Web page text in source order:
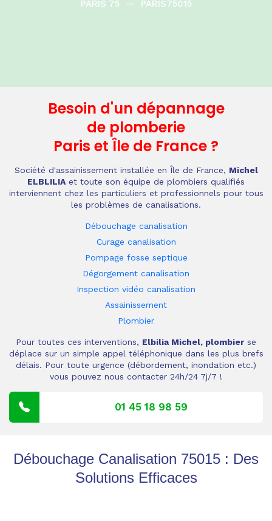
PARIS 75
— PARIS75015
Besoin d'un dépannage
de plomberie
Paris et Île de France ?
Société d'assainissement installée en Île de France, Michel
ELBLILIA et toute son équipe de plombiers qualifiés
interviennent chez les particuliers et professionnels pour tous
les problèmes de canalisations.
Débouchage canalisation
Curage canalisation
Pompage fosse septique
Dégorgement canalisation
Inspection vidéo canalisation
Assainissement
Plombier
Pour toutes ces interventions, Elbilia Michel, plombier se
déplace sur un simple appel téléphonique dans les plus brefs
délais. Pour toute urgence (débordement, inondation etc.)
vous pouvez nous contacter 24h/24 7j/7 !
01 45 18 98 59
Débouchage Canalisation 75015 : Des
Solutions Efficaces